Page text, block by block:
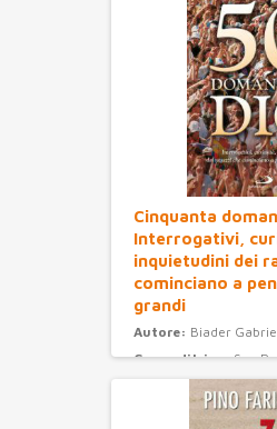
Cinquanta
Interrogativi,
inquietudini dei
cominciano a
grandi
Autore: Biader
Casa editrice:San
Categoria: ragazzi